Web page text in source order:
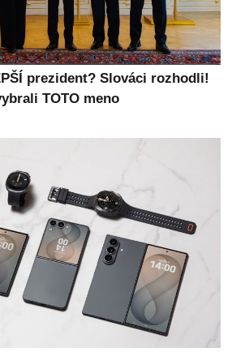
prezident? Slováci rozhodli!
TOTO meno